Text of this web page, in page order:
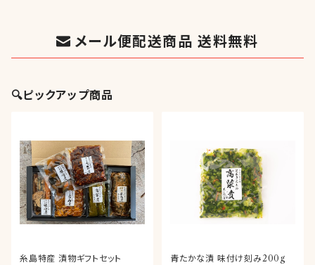
メール便配送商品 送料無料
🔍ピックアップ商品
糸島特産 漬物ギフトセット 青たかな漬 味付け刻み200g